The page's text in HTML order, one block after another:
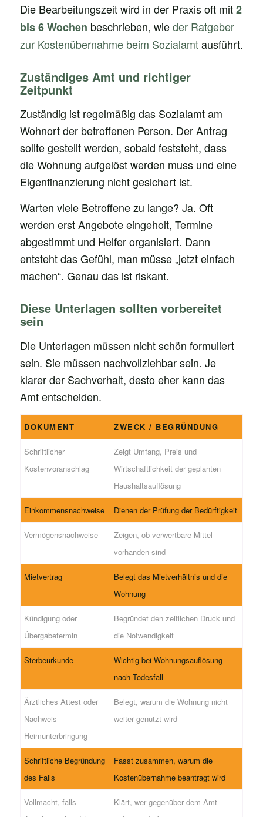
Die Bearbeitungszeit wird in der Praxis oft mit2
bis 6 Wochen beschrieben, wieder Ratgeber
zur Kostenübernahme beim Sozialamtausführt.
Zuständiges Amt und richtiger
Zeitpunkt
Zuständig ist regelmäßig das Sozialamt am
Wohnort der betroffenen Person. Der Antrag
sollte gestellt werden, sobald feststeht, dass
die Wohnung aufgelöst werden muss und eine
Eigenfinanzierung nicht gesichert ist.
Warten viele Betroffene zu lange? Ja. Oft
werden erst Angebote eingeholt, Termine
abgestimmt und Helfer organisiert. Dann
entsteht das Gefühl, man müsse „jetzt einfach
machen“. Genau das ist riskant.
Diese Unterlagen sollten vorbereitet
sein
Die Unterlagen müssen nicht schön formuliert
sein. Sie müssen nachvollziehbar sein. Je
klarer der Sachverhalt, desto eher kann das
Amt entscheiden.
DOKUMENT ZWECK / BEGRÜNDUNG
Schriftlicher
Kostenvoranschlag
Zeigt Umfang, Preis und
Wirtschaftlichkeit der geplanten
Haushaltsauflösung
Einkommensnachweise Dienen der Prüfung der Bedürftigkeit
Vermögensnachweise
Zeigen, ob verwertbare Mittel
vorhanden sind
Mietvertrag
Belegt das Mietverhältnis und die
Wohnung
Kündigung oder
Übergabetermin
Begründet den zeitlichen Druck und
die Notwendigkeit
Sterbeurkunde
Wichtig bei Wohnungsauflösung
nach Todesfall
Ärztliches Attest oder
Nachweis
Heimunterbringung
Belegt, warum die Wohnung nicht
weiter genutzt wird
Schriftliche Begründung
des Falls
Fasst zusammen, warum die
Kostenübernahme beantragt wird
Vollmacht, falls
Klärt, wer gegenüber dem Amt